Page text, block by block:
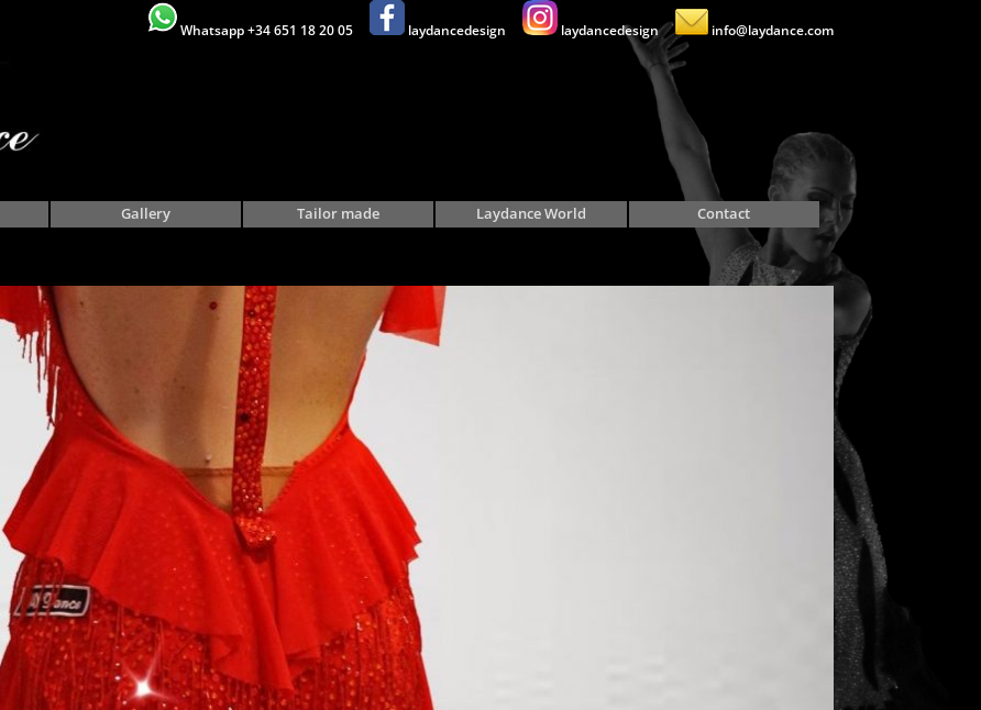
Whatsapp +34 651 18 20 05 laydancedesign laydancedesign info@laydance.com
Gallery Tailor made Laydance World Contact